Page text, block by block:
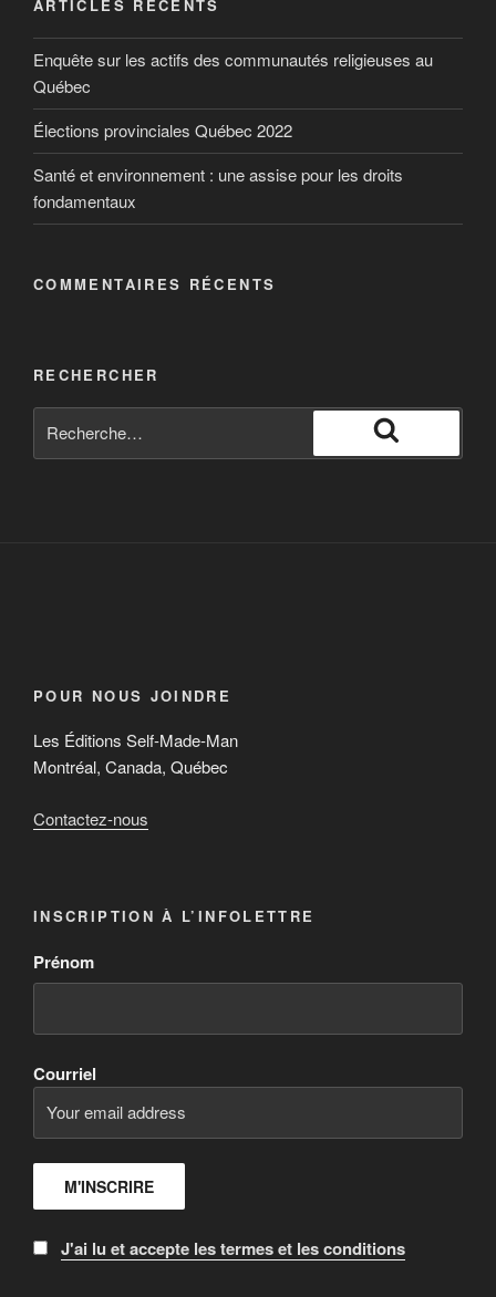
ARTICLES RÉCENTS
Enquête sur les actifs des communautés religieuses au
Québec
Élections provinciales Québec 2022
Santé et environnement : une assise pour les droits
fondamentaux
COMMENTAIRES RÉCENTS
RECHERCHER
POUR NOUS JOINDRE
Les Éditions Self-Made-Man
Montréal, Canada, Québec
Contactez-nous
INSCRIPTION À L’INFOLETTRE
Prénom
Courriel
J'ai lu et accepte les termes et les conditions